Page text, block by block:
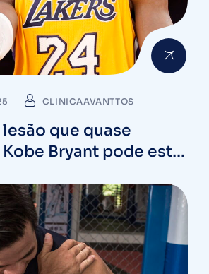
CLINICAAVANTTOS
que quase
Bryant pode estar